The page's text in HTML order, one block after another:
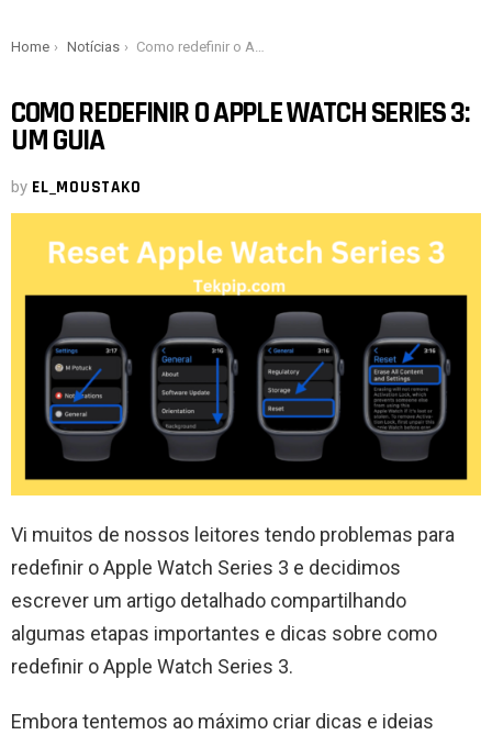
You are here:
Home Notícias Como redefinir o Apple Watch Series 3: um guia
COMO REDEFINIR O APPLE WATCH SERIES 3:
UM GUIA
by EL_MOUSTAKO
Vi muitos de nossos leitores tendo problemas para
redefinir o Apple Watch Series 3 e decidimos
escrever um artigo detalhado compartilhando
algumas etapas importantes e dicas sobre como
redefinir o Apple Watch Series 3.
Embora tentemos ao máximo criar dicas e ideias